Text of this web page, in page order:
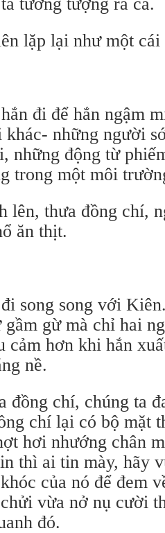
lặp lại như một cái
đi để hắn ngậm
khác- những người
những động từ
trong một môi
lên, thưa đồng chí,
ăn thịt.
song song với
gừ mà chỉ hai
cảm hơn khi hắn
nề.
đồng chí, chúng ta
chí lại có bộ mặt
hơi nhướng chân
thì ai tin mày, hãy
của nó để đem
vừa nở nụ cười
đó.